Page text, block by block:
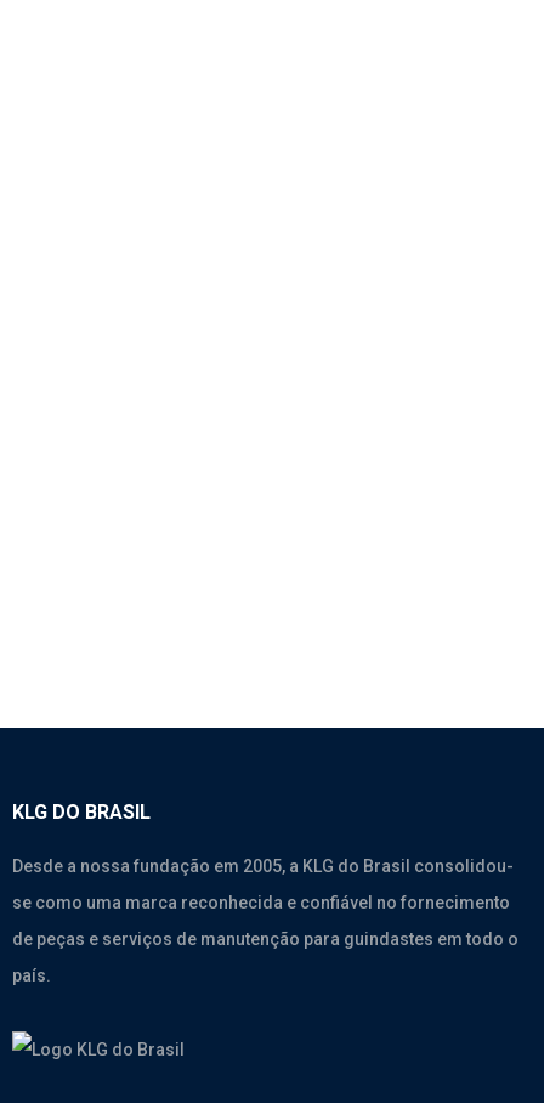
KLG DO BRASIL
Desde a nossa fundação em 2005, a KLG do Brasil consolidou-
se como uma marca reconhecida e confiável no fornecimento
de peças e serviços de manutenção para guindastes em todo o
país.